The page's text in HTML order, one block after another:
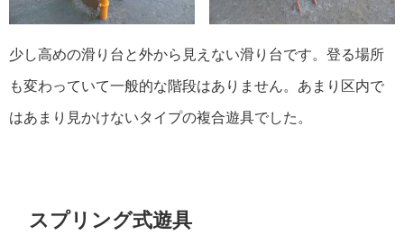
少し高めの滑り台と外から見えない滑り台です。登る場所
も変わっていて一般的な階段はありません。あまり区内で
はあまり見かけないタイプの複合遊具でした。
スプリング式遊具